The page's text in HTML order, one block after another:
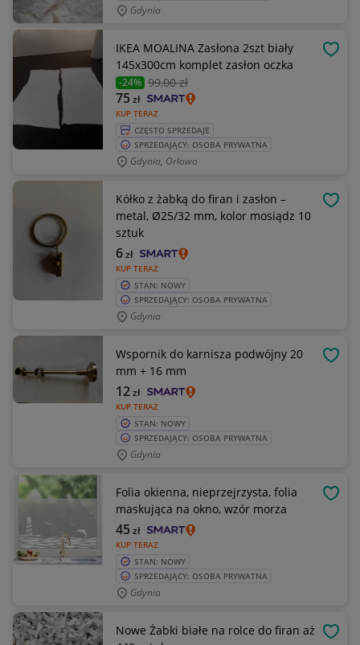
Gdynia
IKEA MOALINA Zasłona 2szt biały
145x300cm komplet zasłon oczka
-24% 99,00 zł
KUP TERAZ
75zł
CZĘSTO SPRZEDAJE
SPRZEDAJĄCY: OSOBA PRYWATNA
Gdynia, Orłowo
Kółko z żabką do firan i zasłon –
metal, Ø25/32 mm, kolor mosiądz 10
sztuk
KUP TERAZ
6zł
STAN: NOWY
SPRZEDAJĄCY: OSOBA PRYWATNA
Gdynia
Wspornik do karnisza podwójny 20
mm + 16 mm
KUP TERAZ
12zł
STAN: NOWY
SPRZEDAJĄCY: OSOBA PRYWATNA
Gdynia
Folia okienna, nieprzejrzysta, folia
maskująca na okno, wzór morza
KUP TERAZ
45zł
STAN: NOWY
SPRZEDAJĄCY: OSOBA PRYWATNA
Gdynia
Nowe Żabki białe na rolce do firan aż